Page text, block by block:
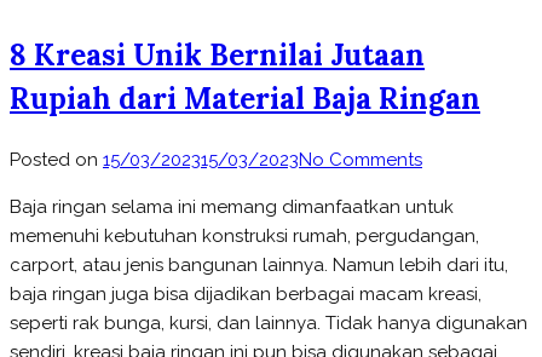
8 Kreasi Unik Bernilai Jutaan
Rupiah dari Material Baja Ringan
Posted on 15/03/202315/03/2023No Commentson
Kreasi
Unik
Bernilai
Jutaan
Rupiah
Baja ringan selama ini memang dimanfaatkan untuk
memenuhi kebutuhan konstruksi rumah, pergudangan,
carport, atau jenis bangunan lainnya. Namun lebih dari itu,
baja ringan juga bisa dijadikan berbagai macam kreasi,
seperti rak bunga, kursi, dan lainnya. Tidak hanya digunakan
sendiri, kreasi baja ringan ini pun bisa digunakan sebagai